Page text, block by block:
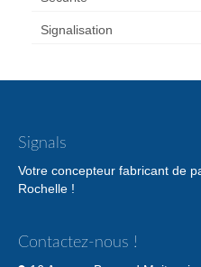
Signalisation
Signals
Votre concepteur fabricant de
Rochelle !
Contactez-nous !